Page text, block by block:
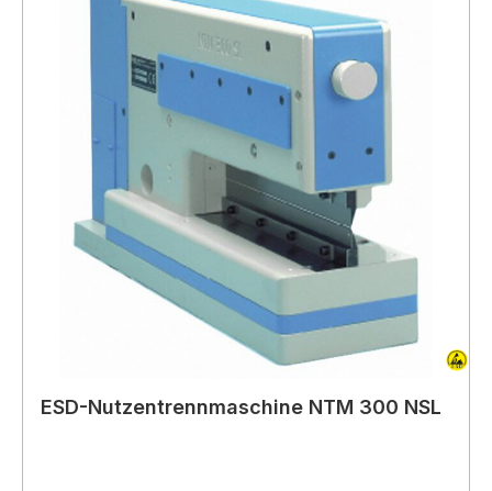
ESD-Nutzentrennmaschine NTM 300 NSL